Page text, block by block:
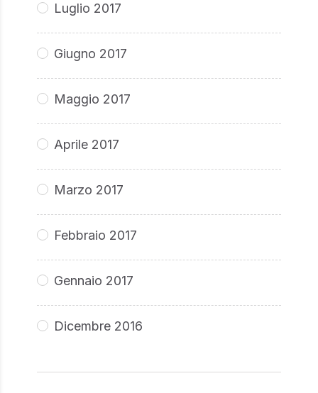
Luglio 2017
Giugno 2017
Maggio 2017
Aprile 2017
Marzo 2017
Febbraio 2017
Gennaio 2017
Dicembre 2016